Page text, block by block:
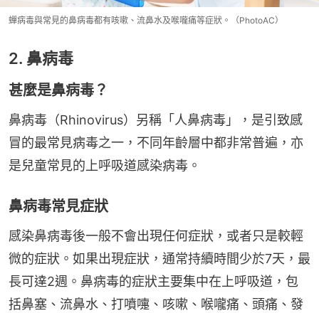
蟬病毒與常見的鼻病毒都有咳嗽、流鼻水及喉嚨痛等症狀。（PhotoAC）
2. 鼻病毒
甚麼是鼻病毒？
鼻病毒（Rhinovirus）另稱「人鼻病毒」，是引致感
冒的最常見病毒之一，不同年齡層中都非常普遍，亦
是兒童常見的上呼吸道感染病毒。
鼻病毒常見症狀
感染鼻病毒後一般不會出現任何症狀，或者只是較輕
微的症狀。如果出現症狀，通常持續時間少於7天，最
長可達2週。鼻病毒的症狀主要集中在上呼吸道，包
括鼻塞、流鼻水、打噴嚏、咳嗽、喉嚨痛、頭痛、發